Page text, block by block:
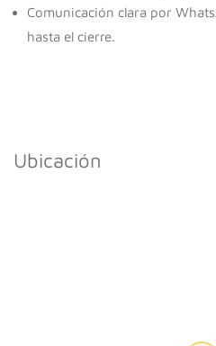
Comunicación clara por
hasta el cierre.
Ubicación